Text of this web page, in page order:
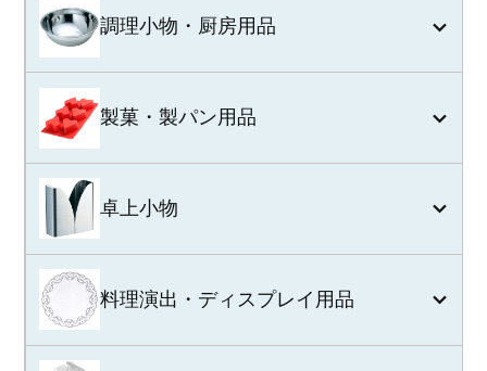
調理小物・厨房用品
製菓・製パン用品
卓上小物
料理演出・ディスプレイ用品